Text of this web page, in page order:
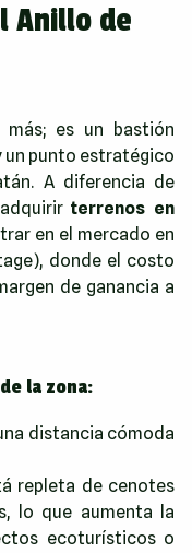
Anillo de
es un bastión
un punto estratégico
A diferencia de
terrenos en
en el mercado en
donde el costo
de ganancia a
la zona:
distancia cómoda
repleta de cenotes
lo que aumenta la
ecoturísticos o